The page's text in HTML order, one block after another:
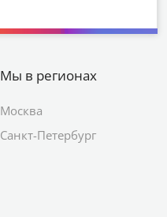
Мы в регионах
Москва
Санкт-Петербург